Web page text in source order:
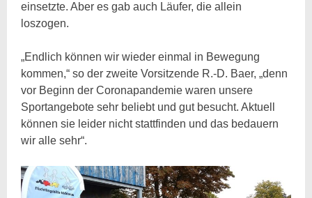
einsetzte. Aber es gab auch Läufer, die allein
loszogen.
„Endlich können wir wieder einmal in Bewegung
kommen,“ so der zweite Vorsitzende R.-D. Baer, „denn
vor Beginn der Coronapandemie waren unsere
Sportangebote sehr beliebt und gut besucht. Aktuell
können sie leider nicht stattfinden und das bedauern
wir alle sehr“.